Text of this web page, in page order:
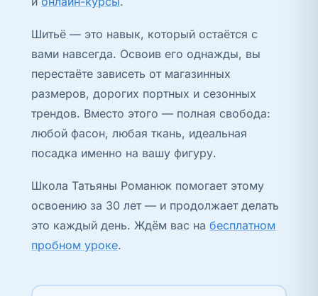
Шитьё — это навык, который остаётся с
вами навсегда. Освоив его однажды, вы
перестаёте зависеть от магазинных
размеров, дорогих портных и сезонных
трендов. Вместо этого — полная свобода:
любой фасон, любая ткань, идеальная
посадка именно на вашу фигуру.
Школа Татьяны Романюк помогает этому
освоению за 30 лет — и продолжает делать
это каждый день. Ждём вас на бесплатном
пробном уроке.